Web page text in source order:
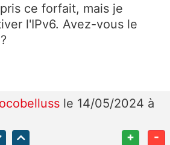
ce forfait, mais je
l'IPv6. Avez-vous le
le 14/05/2024 à
+ -